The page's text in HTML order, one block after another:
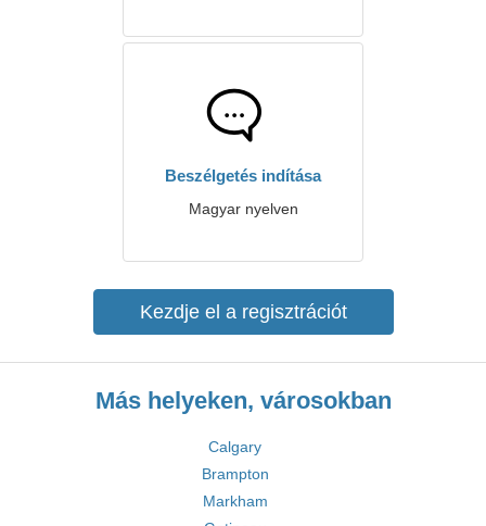
Beszélgetés indítása
Magyar nyelven
Kezdje el a regisztrációt
Más helyeken, városokban
Calgary
Brampton
Markham